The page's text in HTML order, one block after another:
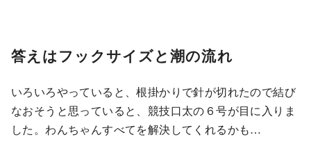
答えはフックサイズと潮の流れ
いろいろやっていると、根掛かりで針が切れたので結び
なおそうと思っていると、競技口太の６号が目に入りま
した。わんちゃんすべてを解決してくれるかも…